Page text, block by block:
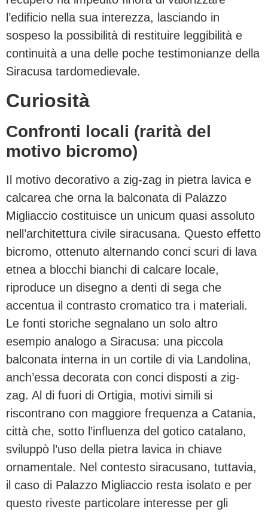
l’edificio nella sua interezza, lasciando in
sospeso la possibilità di restituire leggibilità e
continuità a una delle poche testimonianze della
Siracusa tardomedievale.
Curiosità
Confronti locali (rarità del
motivo bicromo)
Il motivo decorativo a zig-zag in pietra lavica e
calcarea che orna la balconata di Palazzo
Migliaccio costituisce un unicum quasi assoluto
nell’architettura civile siracusana. Questo effetto
bicromo, ottenuto alternando conci scuri di lava
etnea a blocchi bianchi di calcare locale,
riproduce un disegno a denti di sega che
accentua il contrasto cromatico tra i materiali.
Le fonti storiche segnalano un solo altro
esempio analogo a Siracusa: una piccola
balconata interna in un cortile di via Landolina,
anch’essa decorata con conci disposti a zig-
zag. Al di fuori di Ortigia, motivi simili si
riscontrano con maggiore frequenza a Catania,
città che, sotto l’influenza del gotico catalano,
sviluppò l’uso della pietra lavica in chiave
ornamentale. Nel contesto siracusano, tuttavia,
il caso di Palazzo Migliaccio resta isolato e per
questo riveste particolare interesse per gli